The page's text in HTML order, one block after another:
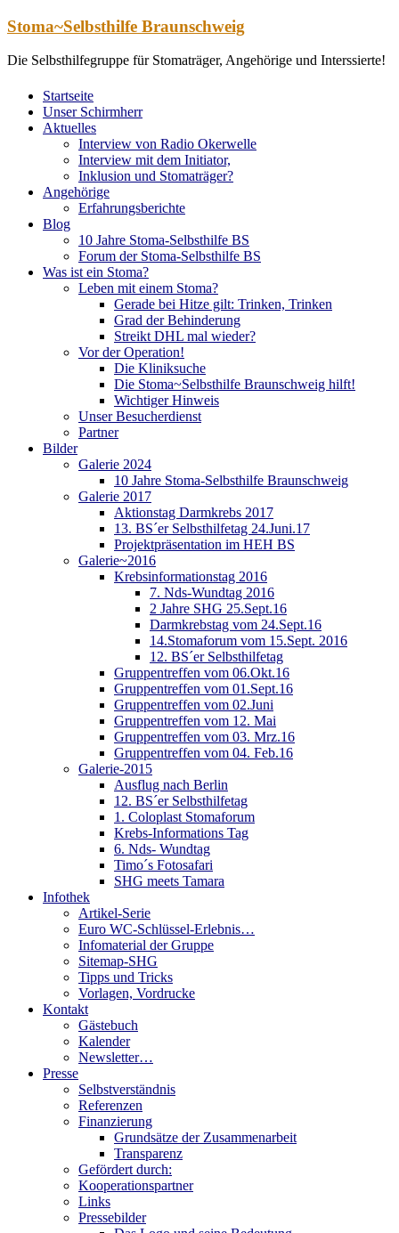
Zum
springen
Stoma~Selbsthilfe Braunschweig
Die Selbsthilfegruppe für Stomaträger, Angehörige und Interssierte!
Startseite
Unser Schirmherr
Aktuelles
Interview von Radio Okerwelle
Interview mit dem Initiator,
Inklusion und Stomaträger?
Angehörige
Erfahrungsberichte
Blog
10 Jahre Stoma-Selbsthilfe BS
Forum der Stoma-Selbsthilfe BS
Was ist ein Stoma?
Leben mit einem Stoma?
Gerade bei Hitze gilt: Trinken, Trinken
Grad der Behinderung
Streikt DHL mal wieder?
Vor der Operation!
Die Kliniksuche
Die Stoma~Selbsthilfe Braunschweig hilft!
Wichtiger Hinweis
Unser Besucherdienst
Partner
Bilder
Galerie 2024
10 Jahre Stoma-Selbsthilfe Braunschweig
Galerie 2017
Aktionstag Darmkrebs 2017
13. BS´er Selbsthilfetag 24.Juni.17
Projektpräsentation im HEH BS
Galerie~2016
Krebsinformationstag 2016
7. Nds-Wundtag 2016
2 Jahre SHG 25.Sept.16
Darmkrebstag vom 24.Sept.16
14.Stomaforum vom 15.Sept. 2016
12. BS´er Selbsthilfetag
Gruppentreffen vom 06.Okt.16
Gruppentreffen vom 01.Sept.16
Gruppentreffen vom 02.Juni
Gruppentreffen vom 12. Mai
Gruppentreffen vom 03. Mrz.16
Gruppentreffen vom 04. Feb.16
Galerie-2015
Ausflug nach Berlin
12. BS´er Selbsthilfetag
1. Coloplast Stomaforum
Krebs-Informations Tag
6. Nds- Wundtag
Timo´s Fotosafari
SHG meets Tamara
Infothek
Artikel-Serie
Euro WC-Schlüssel-Erlebnis…
Infomaterial der Gruppe
Sitemap-SHG
Tipps und Tricks
Vorlagen, Vordrucke
Kontakt
Gästebuch
Kalender
Newsletter…
Presse
Selbstverständnis
Referenzen
Finanzierung
Grundsätze der Zusammenarbeit
Transparenz
Gefördert durch:
Kooperationspartner
Links
Pressebilder